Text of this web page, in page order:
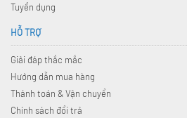
Tuyển dụng
HỖ TRỢ
Giải đáp thắc mắc
Hướng dẫn mua hàng
Thánh toán & Vận chuyển
Chính sách đổi trả